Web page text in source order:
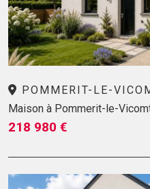
POMMERIT-LE-
Maison à Pommerit-le-
218 980 €